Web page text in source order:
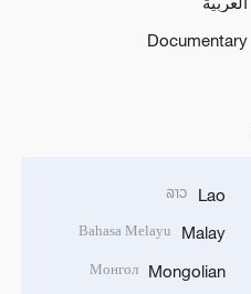
Documentary
Lao
ລາວ
Malay
Bahasa Melayu
Mongolian
Монгол